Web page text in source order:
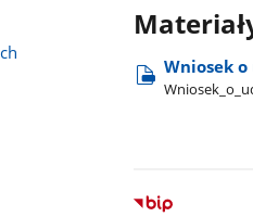
Wniosek